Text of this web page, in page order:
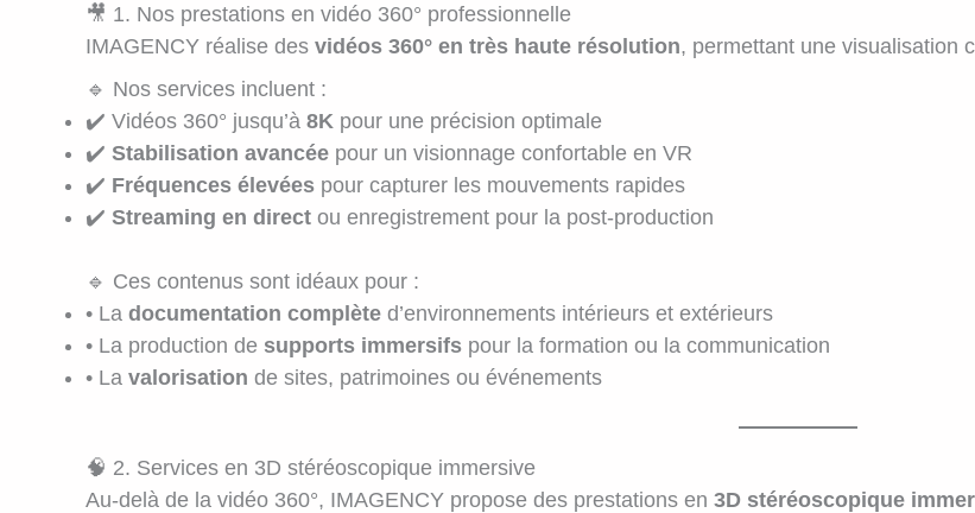
🎥 1. Nos prestations en vidéo 360° professionnelle
IMAGENCY réalise des vidéos 360° en très haute résolution, permettant une visualisation
🔹 Nos services incluent :
✔️ Vidéos 360° jusqu’à 8K pour une précision optimale
✔️ Stabilisation avancée pour un visionnage confortable en VR
✔️ Fréquences élevées pour capturer les mouvements rapides
✔️ Streaming en direct ou enregistrement pour la post-production
🔹 Ces contenus sont idéaux pour :
• La documentation complète d’environnements intérieurs et extérieurs
• La production de supports immersifs pour la formation ou la communication
• La valorisation de sites, patrimoines ou événements
🧠 2. Services en 3D stéréoscopique immersive
Au-delà de la vidéo 360°, IMAGENCY propose des prestations en 3D stéréoscopique